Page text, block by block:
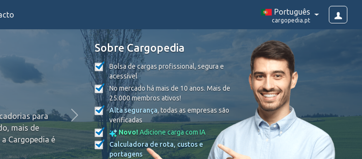
Português
cargopedia.pt
para
mais de
Cargopedia é
Sobre Cargopedia
Bolsa de cargas profissional, segura e
acessível
No mercado há mais de 10 anos. Mais de
25.000 membros ativos!
Alta segurança, todas as empresas são
verificadas
Novo!Adicione carga com IA
Calculadora de rota, custos e
portagens